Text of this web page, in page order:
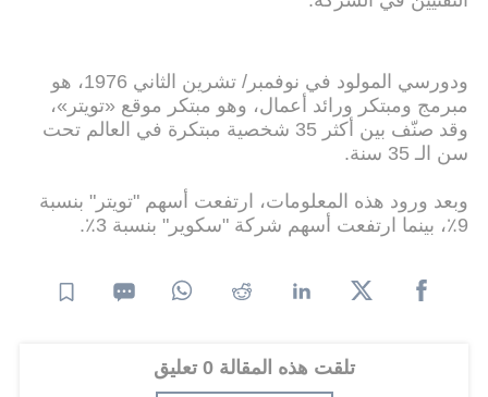
ودورسي المولود في نوفمبر/ تشرين الثاني 1976، هو
مبرمج ومبتكر ورائد أعمال، وهو مبتكر موقع «تويتر»،
وقد صنّف بين أكثر 35 شخصية مبتكرة في العالم تحت
سن الـ 35 سنة.
وبعد ورود هذه المعلومات، ارتفعت أسهم "تويتر" بنسبة
9٪، بينما ارتفعت أسهم شركة "سكوير" بنسبة 3٪.
تلقت هذه المقالة 0 تعليق